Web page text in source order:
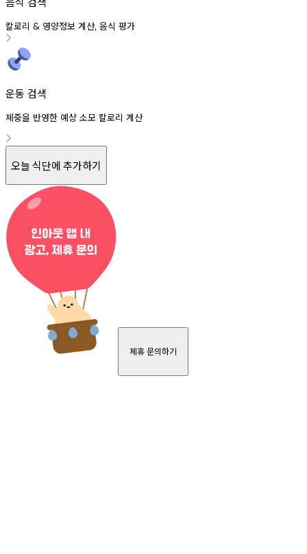
칼로리 & 영양정보 계산, 음식 평가
운동 검색
체중을 반영한 예상 소모 칼로리 계산
오늘 식단에 추가하기
제휴 문의하기